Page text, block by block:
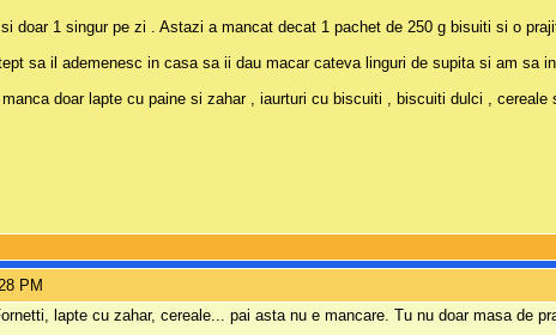
doar 1 singur pe zi . Astazi a mancat decat 1 pachet de 250 g bisuiti si o
sa il ademenesc in casa sa ii dau macar cateva linguri de supita si am sa
doar lapte cu paine si zahar , iaurturi cu biscuiti , biscuiti dulci ,
PM
lapte cu zahar, cereale... pai asta nu e mancare. Tu nu doar masa de